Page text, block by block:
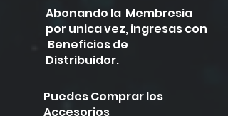
Abonando la Membresia
por unica vez, ingresas con
Beneficios de
Distribuidor.
Puedes Comprar los
Accesorios